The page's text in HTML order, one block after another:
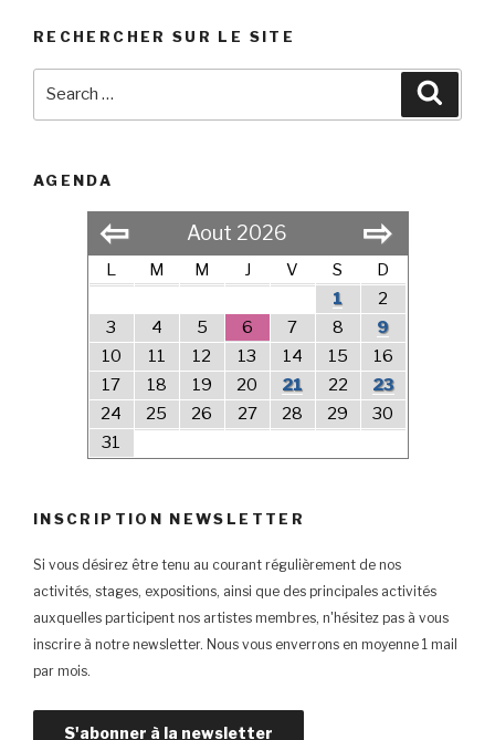
RECHERCHER SUR LE SITE
AGENDA
⇦ Aout 2026 ⇨
L M M J V S
D
1
2
3
4 5 6 7 8
9
10
11 12 13 14 15
16
17
18 19 20 21 22
23
24
25 26 27 28 29
30
31
INSCRIPTION NEWSLETTER
Si vous désirez être tenu au courant régulièrement de nos
activités, stages, expositions, ainsi que des principales activités
auxquelles participent nos artistes membres, n'hésitez pas à vous
inscrire à notre newsletter. Nous vous enverrons en moyenne 1 mail
par mois.